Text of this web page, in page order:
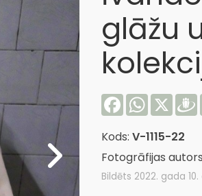
glāžu
FacebookX
Kods: V-1115-22
Fotogrāfijas
Bildēts 2022. gada